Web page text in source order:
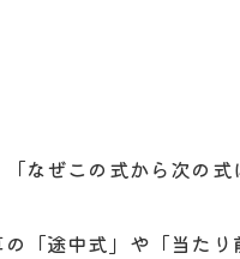
なぜこの式から次の
「途中式」や「当た